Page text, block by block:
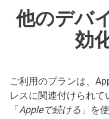
他のデバ
効
ご利用のプランは、
レスに関連付けられて
「Appleで続ける 」を